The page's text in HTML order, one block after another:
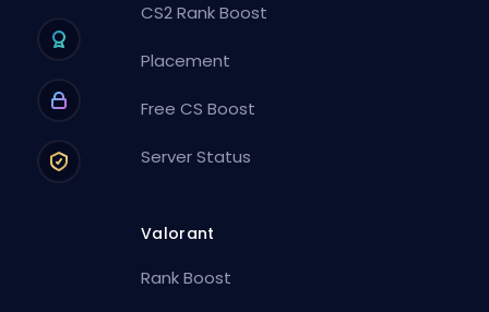
CS2 Rank Boost
Placement
Free CS Boost
Server Status
Valorant
Rank Boost